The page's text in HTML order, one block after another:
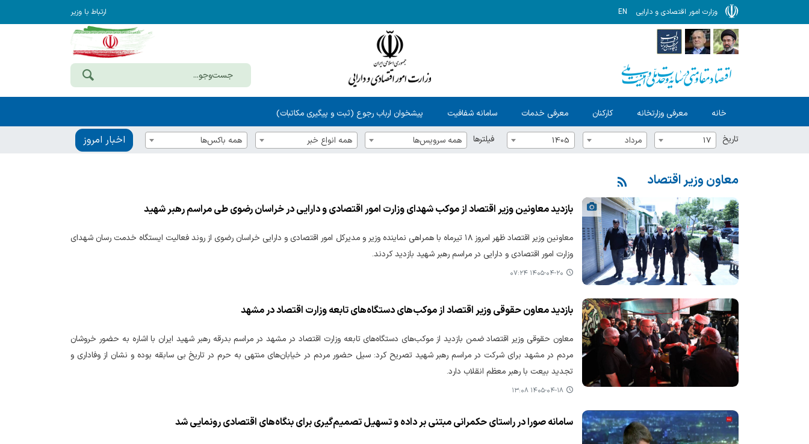
وزارت امور اقتصادی و دارایی EN ارتباط با وزیر
خانه معرفی وزارتخانه کارکنان معرفی خدمات سامانه شفافیت پیشخوان ارباب رجوع (ثبت و پیگیری مکاتبات)
تاریخ 17 مرداد 1405 فیلترها همه سرویس‌ها همه انواع خبر همه باکس‌ها اخبار امروز
معاون وزیر اقتصاد
بازدید معاونین وزیر اقتصاد از موکب شهدای وزارت امور اقتصادی و دارایی در خراسان رضوی طی مراسم رهبر شهید
معاونین وزیر اقتصاد ظهر امروز ۱۸ تیرماه با همراهی نماینده وزیر و مدیرکل امور اقتصادی و دارایی خراسان رضوی از روند فعالیت ایستگاه خدمت رسان شهدای
وزارت امور اقتصادی و دارایی در مراسم رهبر شهید بازدید کردند.
۱۴۰۵-۰۴-۲۰ ۰۷:۲۴
بازدید معاون حقوقی وزیر اقتصاد از موکب‌های دستگاه‌های تابعه وزارت اقتصاد در مشهد
معاون حقوقی وزیر اقتصاد ضمن بازدید از موکب‌های دستگاه‌های تابعه وزارت اقتصاد در مشهد در مراسم بدرقه رهبر شهید ایران با اشاره به حضور خروشان
مردم در مشهد برای شرکت در مراسم رهبر شهید تصریح کرد: سیل حضور مردم در خیابان‌های منتهی به حرم در تاریخ بی سابقه بوده و نشان از وفاداری و
تجدید بیعت با رهبر معظم انقلاب دارد.
۱۴۰۵-۰۴-۱۸ ۱۳:۰۸
سامانه صورا در راستای حکمرانی مبتنی بر داده و تسهیل تصمیم‌گیری برای بنگاه‌های اقتصادی رونمایی شد